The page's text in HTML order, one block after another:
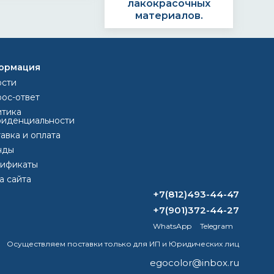
лакокрасочных
материалов.
счёт.
через банк,
или
ответ
и оплата
сайта
+7(812)493-44-47
+7(901)372-44-27
WhatsApp
Telegram
Осуществляем поставки только для ИП и Юридических лиц
egocolor@inbox.ru